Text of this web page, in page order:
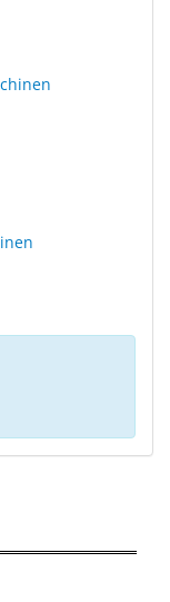
für Bohrmaschinen